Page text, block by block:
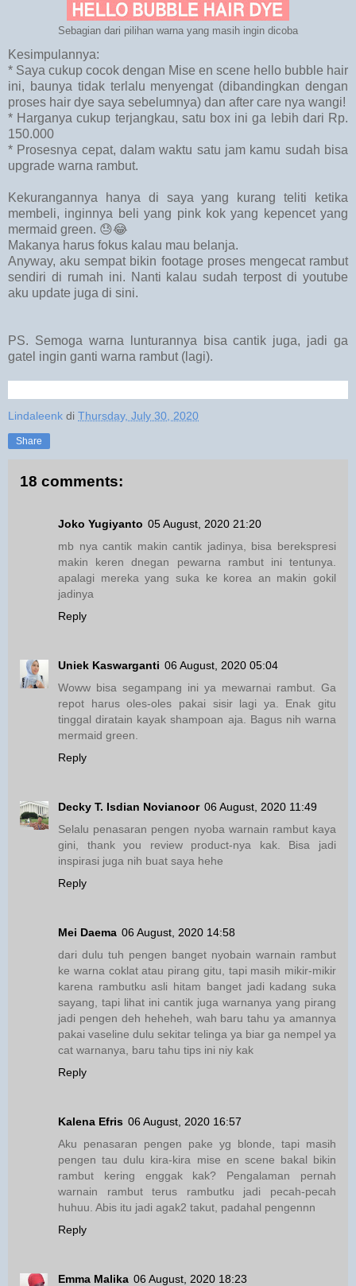
Sebagian dari pilihan warna yang masih ingin dicoba
Kesimpulannya:
* Saya cukup cocok dengan Mise en scene hello bubble hair
ini, baunya tidak terlalu menyengat (dibandingkan dengan
proses hair dye saya sebelumnya) dan after care nya wangi!
* Harganya cukup terjangkau, satu box ini ga lebih dari Rp.
150.000
* Prosesnya cepat, dalam waktu satu jam kamu sudah bisa
upgrade warna rambut.
Kekurangannya hanya di saya yang kurang teliti ketika
membeli, inginnya beli yang pink kok yang kepencet yang
mermaid green. 😓😂
Makanya harus fokus kalau mau belanja.
Anyway, aku sempat bikin footage proses mengecat rambut
sendiri di rumah ini. Nanti kalau sudah terpost di youtube
aku update juga di sini.
PS. Semoga warna lunturannya bisa cantik juga, jadi ga
gatel ingin ganti warna rambut (lagi).
Lindaleenk di Thursday, July 30, 2020
Share
18 comments:
Joko Yugiyanto 05 August, 2020 21:20
mb nya cantik makin cantik jadinya, bisa berekspresi
makin keren dnegan pewarna rambut ini tentunya.
apalagi mereka yang suka ke korea an makin gokil
jadinya
Reply
Uniek Kaswarganti 06 August, 2020 05:04
Woww bisa segampang ini ya mewarnai rambut. Ga
repot harus oles-oles pakai sisir lagi ya. Enak gitu
tinggal diratain kayak shampoan aja. Bagus nih warna
mermaid green.
Reply
Decky T. Isdian Novianoor 06 August, 2020 11:49
Selalu penasaran pengen nyoba warnain rambut kaya
gini, thank you review product-nya kak. Bisa jadi
inspirasi juga nih buat saya hehe
Reply
Mei Daema 06 August, 2020 14:58
dari dulu tuh pengen banget nyobain warnain rambut
ke warna coklat atau pirang gitu, tapi masih mikir-mikir
karena rambutku asli hitam banget jadi kadang suka
sayang, tapi lihat ini cantik juga warnanya yang pirang
jadi pengen deh heheheh, wah baru tahu ya amannya
pakai vaseline dulu sekitar telinga ya biar ga nempel ya
cat warnanya, baru tahu tips ini niy kak
Reply
Kalena Efris 06 August, 2020 16:57
Aku penasaran pengen pake yg blonde, tapi masih
pengen tau dulu kira-kira mise en scene bakal bikin
rambut kering enggak kak? Pengalaman pernah
warnain rambut terus rambutku jadi pecah-pecah
huhuu. Abis itu jadi agak2 takut, padahal pengennn
Reply
Emma Malika 06 August, 2020 18:23